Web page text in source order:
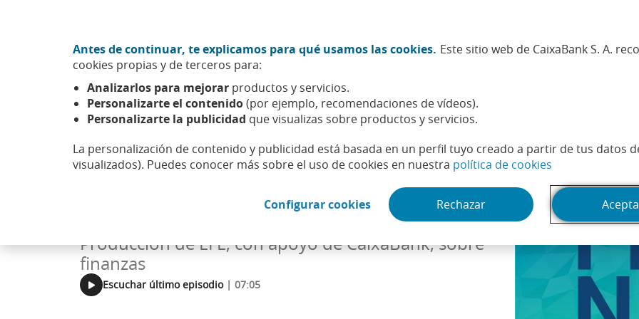
Antes de continuar, te explicamos para qué usamos las cookies. Este sitio web de CaixaBank S. A.
cookies propias y de terceros para:
Analizarlos para mejorar productos y servicios.
Personalizarte el contenido(por ejemplo, recomendaciones de vídeos).
Personalizarte la publicidad que visualizas sobre productos y servicios.
La personalización de contenido y publicidad está basada en un perfil tuyo creado a partir de tus datos
visualizados). Puedes conocer más sobre el uso de cookies en nuestra política de cookies
Configurar cookies(Abrir en ventana nueva)
Rechazar
Sobre nosotros
Esfera Pódcast Finanzas con EFE
Finanzas con EFE
Producción de EFE, con apoyo de CaixaBank, sobre
finanzas
Escuchar último episodio| 07:05